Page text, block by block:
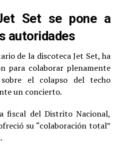
Set se pone a
autoridades
de la discoteca Jet Set, ha
para colaborar plenamente
el colapso del techo
un concierto.
fiscal del Distrito Nacional,
su “colaboración total”